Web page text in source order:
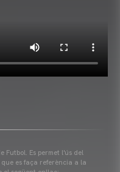
Futbol. Es permet l'ús del
es faça referència a la